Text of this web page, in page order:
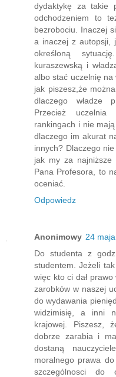
dydaktykę za takie
odchodzeniem to
bezrobociu. Inaczej
a inaczej z autopsji,
określoną
kuraszewską i
albo stać uczelnię
jak piszesz,że
dlaczego władze
Przecież uczelnia
rankingach i nie
dlaczego im akurat
innych? Dlaczego
jak my za najniższe
Pana Profesora, to
oceniać.
Odpowiedz
Anonimowy 24
Do studenta z
studentem. Jeżeli
więc kto ci dał
zarobków w naszej
do wydawania
widzimisię, a inni
krajowej. Piszesz,
dobrze zarabia i
dostaną
moralnego prawa
szczególnosci do